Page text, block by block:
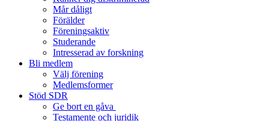
Mår dåligt
Förälder
Föreningsaktiv
Studerande
Intresserad av forskning
Bli medlem
Välj förening
Medlemsformer
Stöd SDR
Ge bort en gåva
Testamente och juridik